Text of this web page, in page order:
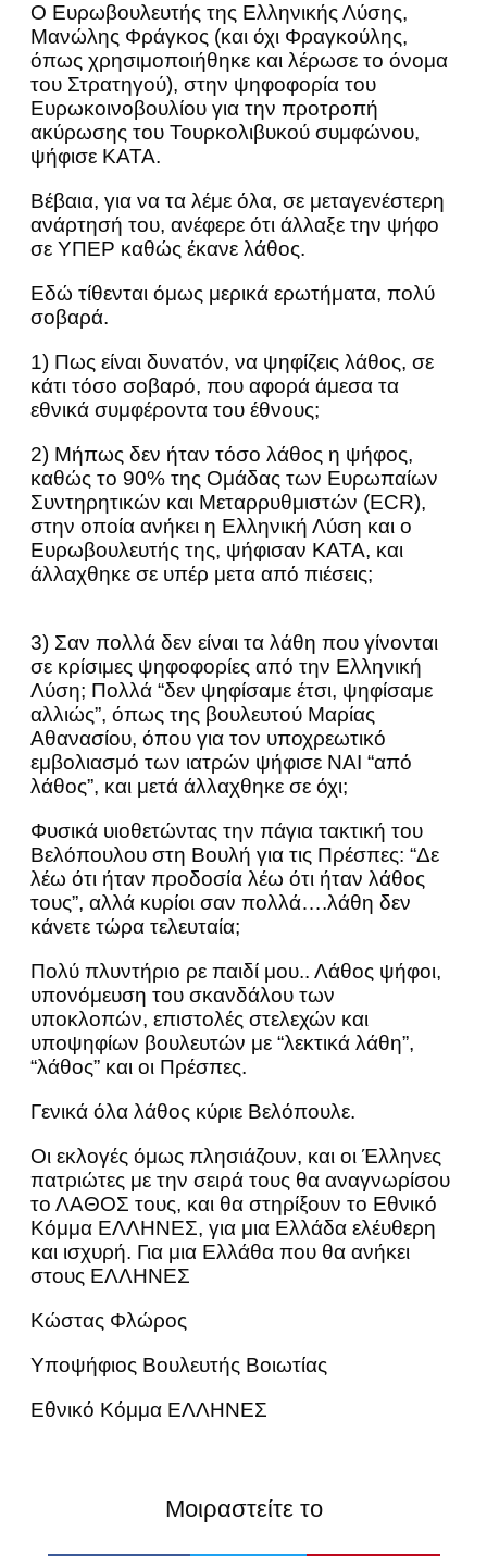
Ο Ευρωβουλευτής της Ελληνικής Λύσης,
Μανώλης Φράγκος (και όχι Φραγκούλης,
όπως χρησιμοποιήθηκε και λέρωσε το όνομα
του Στρατηγού), στην ψηφοφορία του
Ευρωκοινοβουλίου για την προτροπή
ακύρωσης του Τουρκολιβυκού συμφώνου,
ψήφισε ΚΑΤΑ.
Βέβαια, για να τα λέμε όλα, σε μεταγενέστερη
ανάρτησή του, ανέφερε ότι άλλαξε την ψήφο
σε ΥΠΕΡ καθώς έκανε λάθος.
Εδώ τίθενται όμως μερικά ερωτήματα, πολύ
σοβαρά.
1) Πως είναι δυνατόν, να ψηφίζεις λάθος, σε
κάτι τόσο σοβαρό, που αφορά άμεσα τα
εθνικά συμφέροντα του έθνους;
2) Μήπως δεν ήταν τόσο λάθος η ψήφος,
καθώς το 90% της Ομάδας των Ευρωπαίων
Συντηρητικών και Μεταρρυθμιστών (ECR),
στην οποία ανήκει η Ελληνική Λύση και ο
Ευρωβουλευτής της, ψήφισαν ΚΑΤΑ, και
άλλαχθηκε σε υπέρ μετα από πιέσεις;
3) Σαν πολλά δεν είναι τα λάθη που γίνονται
σε κρίσιμες ψηφοφορίες από την Ελληνική
Λύση; Πολλά “δεν ψηφίσαμε έτσι, ψηφίσαμε
αλλιώς”, όπως της βουλευτού Μαρίας
Αθανασίου, όπου για τον υποχρεωτικό
εμβολιασμό των ιατρών ψήφισε ΝΑΙ “από
λάθος”, και μετά άλλαχθηκε σε όχι;
Φυσικά υιοθετώντας την πάγια τακτική του
Βελόπουλου στη Βουλή για τις Πρέσπες: “Δε
λέω ότι ήταν προδοσία λέω ότι ήταν λάθος
τους”, αλλά κυρίοι σαν πολλά….λάθη δεν
κάνετε τώρα τελευταία;
Πολύ πλυντήριο ρε παιδί μου.. Λάθος ψήφοι,
υπονόμευση του σκανδάλου των
υποκλοπών, επιστολές στελεχών και
υποψηφίων βουλευτών με “λεκτικά λάθη”,
“λάθος” και οι Πρέσπες.
Γενικά όλα λάθος κύριε Βελόπουλε.
Οι εκλογές όμως πλησιάζουν, και οι Έλληνες
πατριώτες με την σειρά τους θα αναγνωρίσου
το ΛΑΘΟΣ τους, και θα στηρίξουν το Εθνικό
Κόμμα ΕΛΛΗΝΕΣ, για μια Ελλάδα ελέυθερη
και ισχυρή. Για μια Ελλάθα που θα ανήκει
στους ΕΛΛΗΝΕΣ
Κώστας Φλώρος
Υποψήφιος Βουλευτής Βοιωτίας
Εθνικό Κόμμα ΕΛΛΗΝΕΣ
Μοιραστείτε το